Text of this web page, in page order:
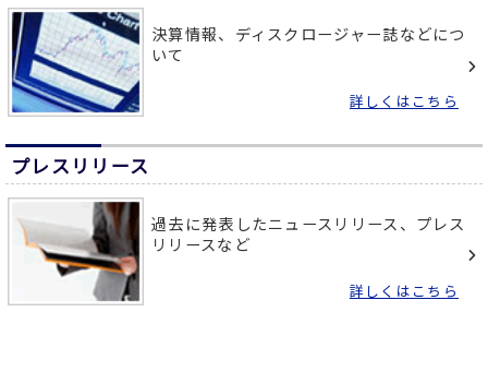
決算情報、ディスクロージャー誌などにつ
いて
詳しくはこちら
プレスリリース
過去に発表したニュースリリース、プレス
リリースなど
詳しくはこちら